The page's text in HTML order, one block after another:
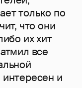
только по
что они
их хит
все
и